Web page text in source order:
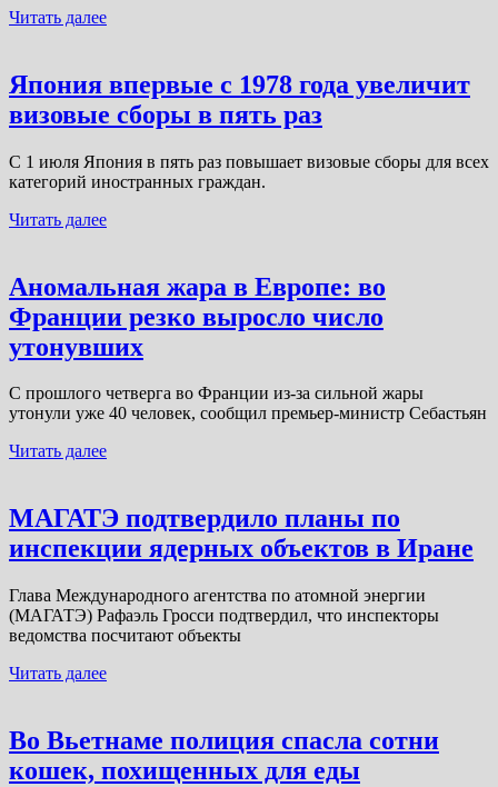
Читать далее
Япония впервые с 1978 года увеличит
визовые сборы в пять раз
С 1 июля Япония в пять раз повышает визовые сборы для всех
категорий иностранных граждан.
Читать далее
Аномальная жара в Европе: во
Франции резко выросло число
утонувших
С прошлого четверга во Франции из-за сильной жары
утонули уже 40 человек, сообщил премьер-министр Себастьян
Читать далее
МАГАТЭ подтвердило планы по
инспекции ядерных объектов в Иране
Глава Международного агентства по атомной энергии
(МАГАТЭ) Рафаэль Гросси подтвердил, что инспекторы
ведомства посчитают объекты
Читать далее
Во Вьетнаме полиция спасла сотни
кошек, похищенных для еды